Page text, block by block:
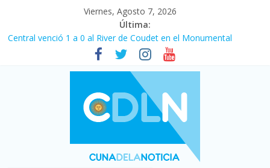
Viernes, Agosto 7, 2026
Última:
Central venció 1 a 0 al River de Coudet en el Monumental
La morosidad alcanzó su nivel más alto en dos décadas y ya
afecta a 400 mil deudores en Santa Fe
Desde que asumió Milei cerraron 41.000 kioscos: el sector
denuncia crisis como en 2001
Vacaciones de invierno con más movimiento y consumo
turístico: 4,6 millones de personas viajaron por el país, un 5,9%
Fuerte caída de la venta de autos usados en julio: bajó un 12,6%